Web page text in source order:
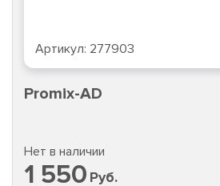
Артикул: 277903
Promix-AD
Нет в наличии
1 550 Руб.